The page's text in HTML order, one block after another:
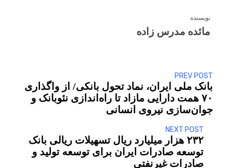
نویسنده
مائده مدرس زاده
PREV POST
بانک ملی ایران، نماد تحول بانکی/ از واگذاری
۷۰ همت دارایی مازاد تا راه‌اندازی نئوبانک و
جوان‌سازی نیروی انسانی
NEXT POST
۲۳۲ هزار میلیارد ریال تسهیلات ریالی بانک
توسعه صادرات ایران برای توسعه تولید و
صادرات غیرنفتی